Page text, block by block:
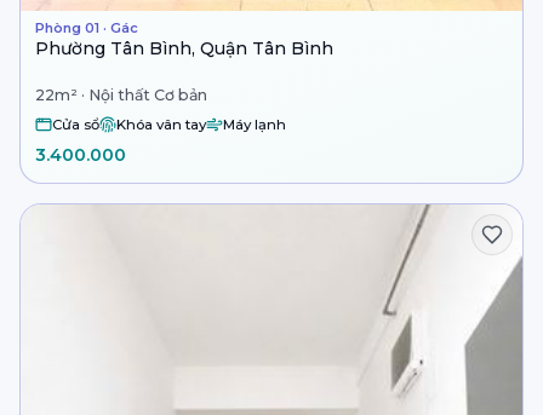
Phòng 01 · Gác
Phường Tân Bình, Quận Tân Bình
22m² · Nội thất Cơ bản
Cửa sổ Khóa vân tay Máy lạnh
3.400.000